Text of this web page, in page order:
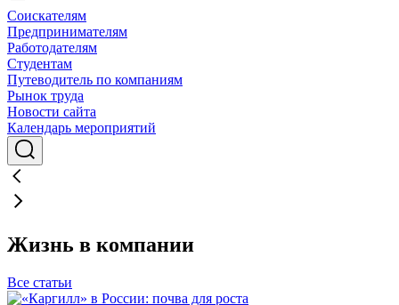
Соискателям
Предпринимателям
Работодателям
Студентам
Путеводитель по компаниям
Рынок труда
Новости сайта
Календарь мероприятий
Жизнь в компании
Все статьи